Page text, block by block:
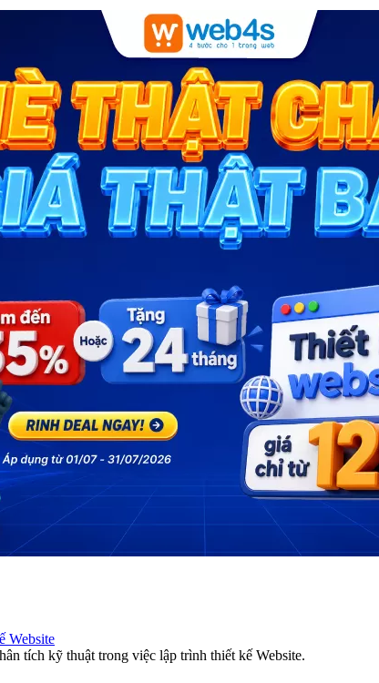
Website
tích kỹ thuật trong việc lập trình thiết kế Website.